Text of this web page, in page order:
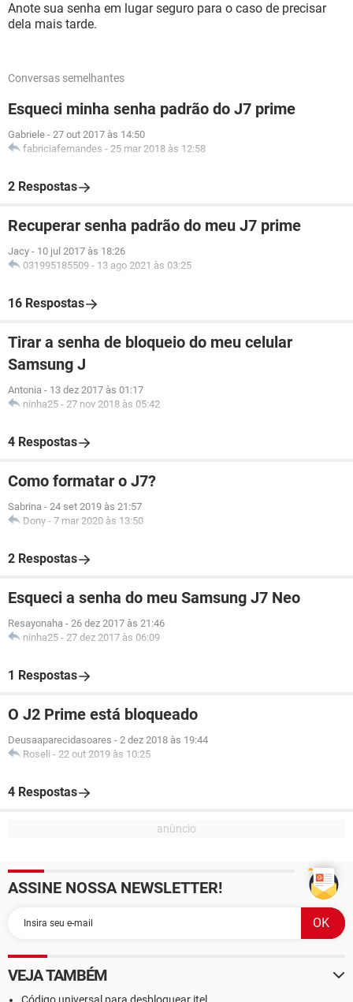
Anote sua senha em lugar seguro para o caso de precisar
dela mais tarde.
Conversas semelhantes
Esqueci minha senha padrão do J7 prime
Gabriele - 27 out 2017 às 14:50
fabriciafernandes - 25 mar 2018 às 12:58
2 Respostas
Recuperar senha padrão do meu J7 prime
Jacy - 10 jul 2017 às 18:26
031995185509 - 13 ago 2021 às 03:25
16 Respostas
Tirar a senha de bloqueio do meu celular
Samsung J
Antonia - 13 dez 2017 às 01:17
ninha25 - 27 nov 2018 às 05:42
4 Respostas
Como formatar o J7?
Sabrina - 24 set 2019 às 21:57
Dony - 7 mar 2020 às 13:50
2 Respostas
Esqueci a senha do meu Samsung J7 Neo
Resayonaha - 26 dez 2017 às 21:46
ninha25 - 27 dez 2017 às 06:09
1 Respostas
O J2 Prime está bloqueado
Deusaaparecidasoares - 2 dez 2018 às 19:44
Roseli - 22 out 2019 às 10:25
4 Respostas
ASSINE NOSSA NEWSLETTER!
VEJA TAMBÉM